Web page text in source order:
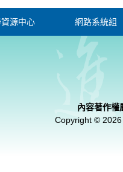
源中心 網路系統組
內容著作權
Copyright © 2026